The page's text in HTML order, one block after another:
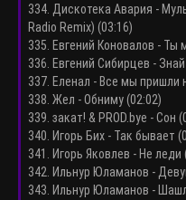
334. Дискотека Авария -
Radio Remix) (03:16)
335. Евгений Коновалов - Ты
336. Евгений Сибирцев -
337. Еленал - Все мы пришли
338. Жел - Обниму (02:02)
339. закат! & PROD.bye - Сон
340. Игорь Бих - Так бывает
341. Игорь Яковлев - Не леди
342. Ильнур Юламанов -
343. Ильнур Юламанов -